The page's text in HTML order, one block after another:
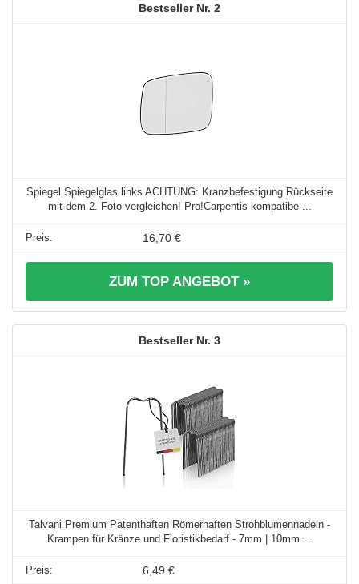
2
Spiegel Spiegelglas links ACHTUNG: Kranzbefestigung Rückseite
mit dem 2. Foto vergleichen! Pro!Carpentis kompatibe ...
16,70 €
ZUM TOP ANGEBOT »
3
Talvani Premium Patenthaften Römerhaften Strohblumennadeln -
Krampen für Kränze und Floristikbedarf - 7mm | 10mm ...
6,49 €